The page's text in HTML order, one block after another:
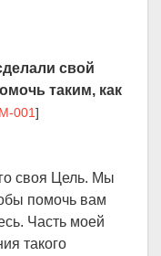
свой
таким, как
001]
своя Цель. Мы
помочь вам
Часть моей
такого